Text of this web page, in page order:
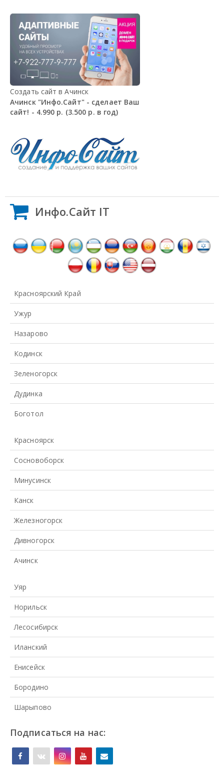
Создать сайт в Ачинск
Ачинск "Инфо.Сайт" - сделает Ваш
сайт! - 4.990 р. (3.500 р. в год)
Инфо.Сайт IT
Красноярский Край
Ужур
Назарово
Кодинск
Зеленогорск
Дудинка
Боготол
Красноярск
Сосновоборск
Минусинск
Канск
Железногорск
Дивногорск
Ачинск
Уяр
Норильск
Лесосибирск
Иланский
Енисейск
Бородино
Шарыпово
Подписаться на нас: